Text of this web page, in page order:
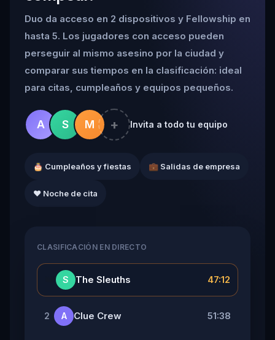
Duo da acceso en 2 dispositivos y Fellowship en
hasta 5. Los jugadores con acceso pueden
perseguir al mismo asesino por la ciudad y
comparar sus tiempos en la clasificación: ideal
para citas, cumpleaños y equipos pequeños.
A S M + Invita a todo tu equipo
🎂 Cumpleaños y fiestas 💼 Salidas de empresa
❤️ Noche de cita
CLASIFICACIÓN EN DIRECTO
S The Sleuths 47:12
2 A Clue Crew 51:38